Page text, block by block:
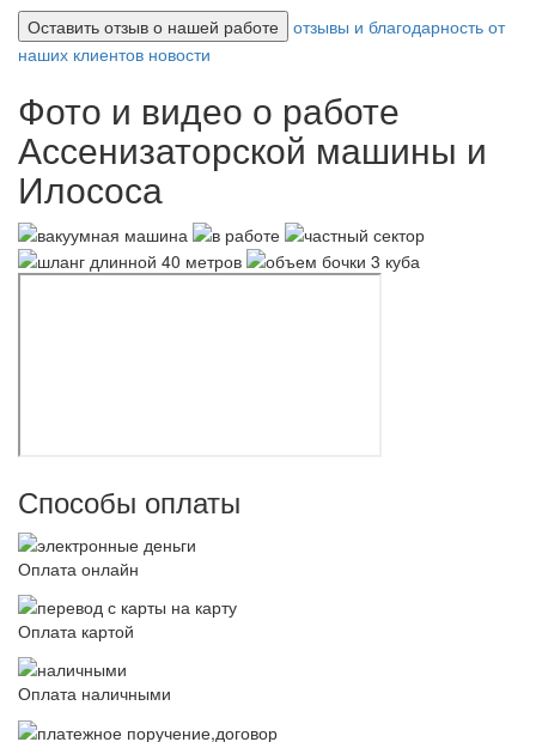
Оставить отзыв о нашей работе
отзывы и благодарность от
наших клиентов новости
Фото и видео о работе
Ассенизаторской машины и
Илососа
Способы оплаты
Оплата онлайн
Оплата картой
Оплата наличными